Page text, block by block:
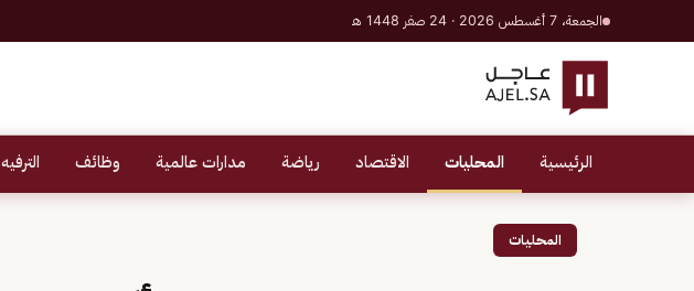
الجمعة، 7 أغسطس 2026 · 24 صفر 1448 هـ
الرئيسية المحليات الاقتصاد رياضة مدارات عالمية وظائف الترفيه
المحليات